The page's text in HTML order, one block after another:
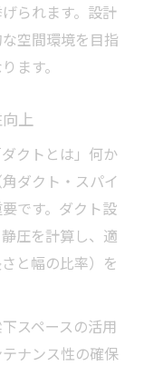
られます。設計
空間環境を目指
ます。
上
クトとは」何か
ダクト・スパイ
です。ダクト設
圧を計算し、適
と幅の比率）を
スペースの活用
ナンス性の確保